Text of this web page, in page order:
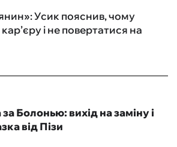
Усик пояснив, чому
і не повертатися на
Болонью: вихід на заміну і
від Пізи